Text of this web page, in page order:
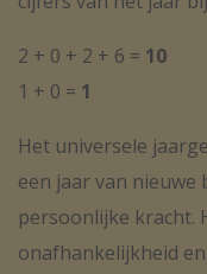
2 + 0 + 2 + 6 = 10
1 + 0 = 1
Het universele
een jaar van nieuwe
persoonlijke kracht.
onafhankelijkheid